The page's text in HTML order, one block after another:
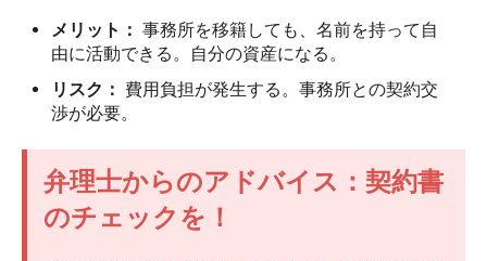
メリット： 事務所を移籍しても、名前を持って自
由に活動できる。自分の資産になる。
リスク： 費用負担が発生する。事務所との契約交
渉が必要。
弁理士からのアドバイス：契約書
のチェックを！